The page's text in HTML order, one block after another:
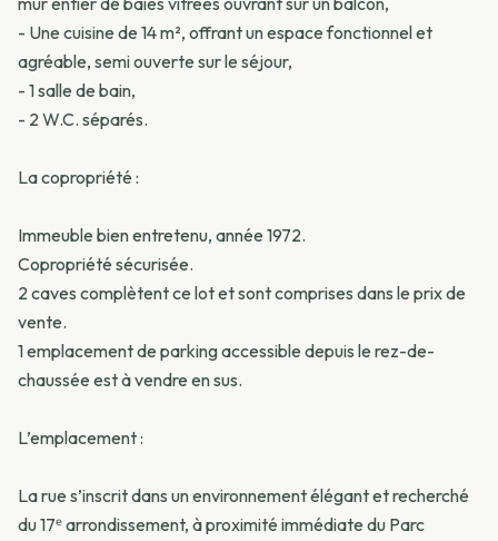
- Une cuisine de 14 m², offrant un espace fonctionnel et
agréable, semi ouverte sur le séjour,
- 1 salle de bain,
- 2 W.C. séparés.
La copropriété :
Immeuble bien entretenu, année 1972.
Copropriété sécurisée.
2 caves complètent ce lot et sont comprises dans le prix de
vente.
1 emplacement de parking accessible depuis le rez-de-
chaussée est à vendre en sus.
L’emplacement :
La rue s’inscrit dans un environnement élégant et recherché
du 17ᵉ arrondissement, à proximité immédiate du Parc